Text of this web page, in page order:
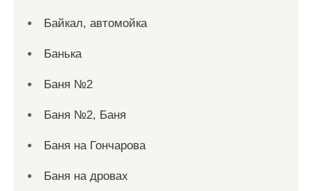
Байкал, автомойка
Банька
Баня №2
Баня №2, Баня
Баня на Гончарова
Баня на дровах